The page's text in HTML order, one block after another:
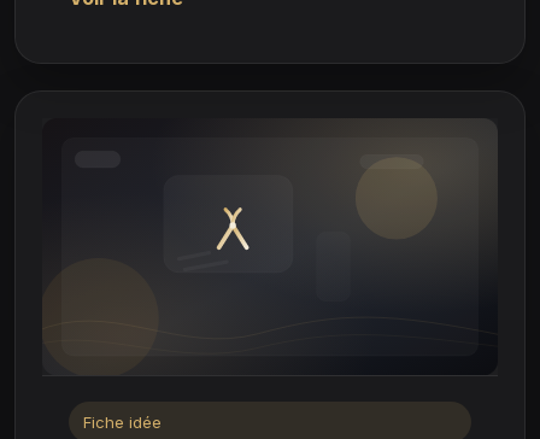
Fiche idée